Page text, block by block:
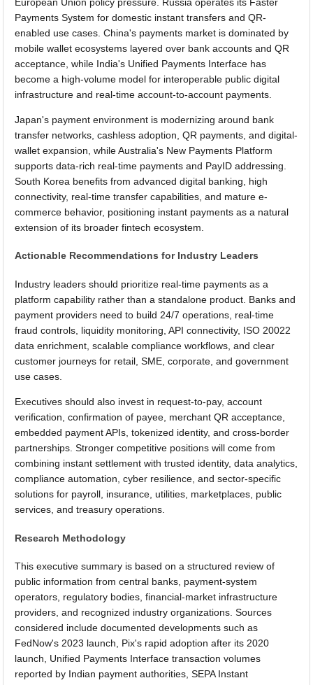
Payments System for domestic instant transfers and QR-
enabled use cases. China's payments market is dominated by
mobile wallet ecosystems layered over bank accounts and QR
acceptance, while India's Unified Payments Interface has
become a high-volume model for interoperable public digital
infrastructure and real-time account-to-account payments.
Japan's payment environment is modernizing around bank
transfer networks, cashless adoption, QR payments, and digital-
wallet expansion, while Australia's New Payments Platform
supports data-rich real-time payments and PayID addressing.
South Korea benefits from advanced digital banking, high
connectivity, real-time transfer capabilities, and mature e-
commerce behavior, positioning instant payments as a natural
extension of its broader fintech ecosystem.
Actionable Recommendations for Industry Leaders
Industry leaders should prioritize real-time payments as a
platform capability rather than a standalone product. Banks and
payment providers need to build 24/7 operations, real-time
fraud controls, liquidity monitoring, API connectivity, ISO 20022
data enrichment, scalable compliance workflows, and clear
customer journeys for retail, SME, corporate, and government
use cases.
Executives should also invest in request-to-pay, account
verification, confirmation of payee, merchant QR acceptance,
embedded payment APIs, tokenized identity, and cross-border
partnerships. Stronger competitive positions will come from
combining instant settlement with trusted identity, data analytics,
compliance automation, cyber resilience, and sector-specific
solutions for payroll, insurance, utilities, marketplaces, public
services, and treasury operations.
Research Methodology
This executive summary is based on a structured review of
public information from central banks, payment-system
operators, regulatory bodies, financial-market infrastructure
providers, and recognized industry organizations. Sources
considered include documented developments such as
FedNow's 2023 launch, Pix's rapid adoption after its 2020
launch, Unified Payments Interface transaction volumes
reported by Indian payment authorities, SEPA Instant